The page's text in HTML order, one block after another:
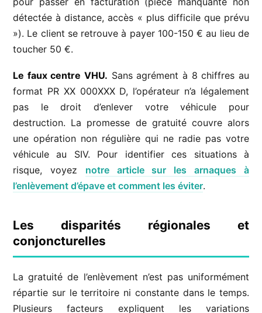
détectée à distance, accès « plus difficile que prévu
»). Le client se retrouve à payer 100-150 € au lieu de
toucher 50 €.
Le faux centre VHU. Sans agrément à 8 chiffres au
format PR XX 000XXX D, l’opérateur n’a légalement
pas le droit d’enlever votre véhicule pour
destruction. La promesse de gratuité couvre alors
une opération non régulière qui ne radie pas votre
véhicule au SIV. Pour identifier ces situations à
risque, voyez notre article sur les arnaques à
l’enlèvement d’épave et comment les éviter.
Les disparités régionales et
conjoncturelles
La gratuité de l’enlèvement n’est pas uniformément
répartie sur le territoire ni constante dans le temps.
Plusieurs facteurs expliquent les variations